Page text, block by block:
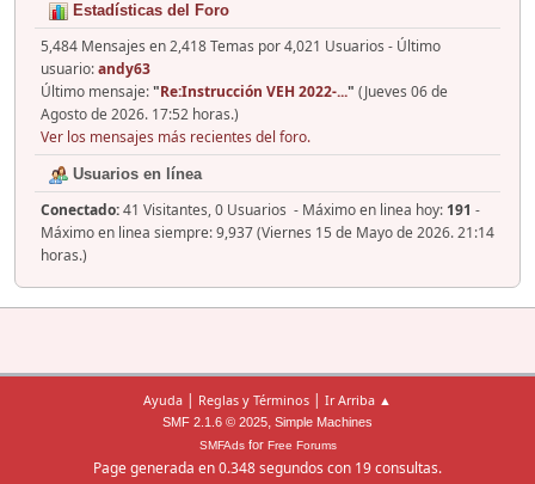
Estadísticas del Foro
5,484 Mensajes en 2,418 Temas por 4,021 Usuarios - Último
usuario:andy63
Último mensaje:"Re:Instrucción VEH 2022-..." (Jueves 06 de
Agosto de 2026. 17:52 horas.)
Ver los mensajes más recientes del foro.
Usuarios en línea
Conectado:41 Visitantes, 0 Usuarios - Máximo en linea hoy: 191 -
Máximo en linea siempre: 9,937 (Viernes 15 de Mayo de 2026. 21:14
horas.)
Ayuda | Reglas y Términos | Ir Arriba ▲
SMF 2.1.6 © 2025, Simple Machines
SMFAdsfor Free Forums
Page generada en 0.348 segundos con 19 consultas.